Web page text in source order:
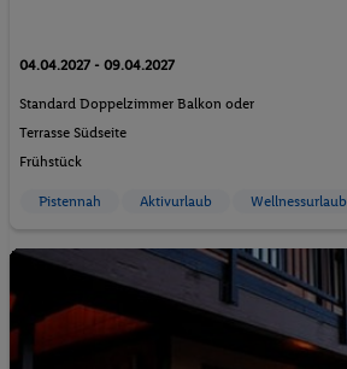
04.04.2027 - 09.04.2027
Standard Doppelzimmer Balkon oder
Terrasse Südseite
Frühstück
Pistennah Aktivurlaub Wellnessurlaub